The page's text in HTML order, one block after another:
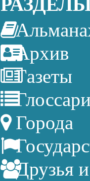
Архив
Газеты
Города
Друзья